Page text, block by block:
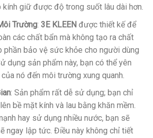
kính giữ được độ trong suốt lâu dài hơn.
Trường: 3E KLEENđược thiết kế để
các chất bẩn mà không tạo ra chất
phần bảo vệ sức khỏe cho người dùng
dụng sản phẩm này, bạn có thể yên
nó đến môi trường xung quanh.
: Sản phẩm rất dễ sử dụng; bạn chỉ
bề mặt kính và lau bằng khăn mềm.
hay sử dụng nhiều nước, bạn sẽ
ngay lập tức. Điều này không chỉ tiết